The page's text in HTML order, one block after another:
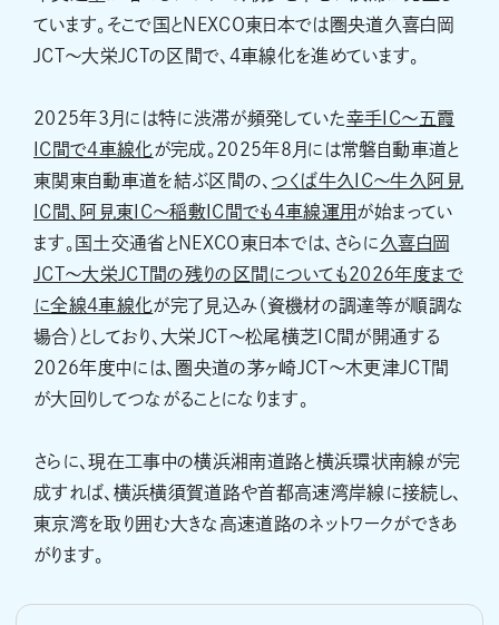
ています。そこで国とNEXCO東日本では圏央道久喜白岡
JCT～大栄JCTの区間で、4車線化を進めています。
2025年3月には特に渋滞が頻発していた幸手IC～五霞
IC間で4車線化が完成。2025年8月には常磐自動車道と
東関東自動車道を結ぶ区間の、 つくば牛久IC～牛久阿見
IC間、阿見東IC～稲敷IC間でも4車線運用が始まってい
ます。国土交通省とNEXCO東日本では、さらに久喜白岡
JCT～大栄JCT間の残りの区間についても2026年度まで
に全線4車線化が完了見込み（資機材の調達等が順調な
場合）としており、大栄JCT～松尾横芝IC間が開通する
2026年度中には、圏央道の茅ヶ崎JCT～木更津JCT間
が大回りしてつながることになります。
さらに、現在工事中の横浜湘南道路と横浜環状南線が完
成すれば、横浜横須賀道路や首都高速湾岸線に接続し、
東京湾を取り囲む大きな高速道路のネットワークができあ
がります。